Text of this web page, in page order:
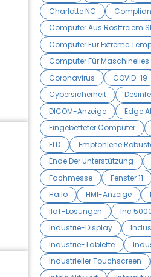
Charlotte NC
Computer Aus Rostfreiem
Computer Für Extreme
Computer Für Maschinelles
Coronavirus
COVID-19
Cybersicherheit
DICOM-Anzeige
Edge AI
Eingebetteter Computer
ELD
Empfohlene
Ende Der Unterstützung
Fachmesse
Fenster 11
Hailo
HMI-Anzeige
IIoT-Lösungen
Inc
Industrie-Display
Industrie-Tablette
Industrieller Touchscreen